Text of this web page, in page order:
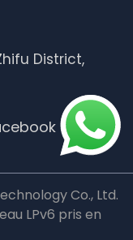
District,
Co., Ltd.
LPv6 pris en